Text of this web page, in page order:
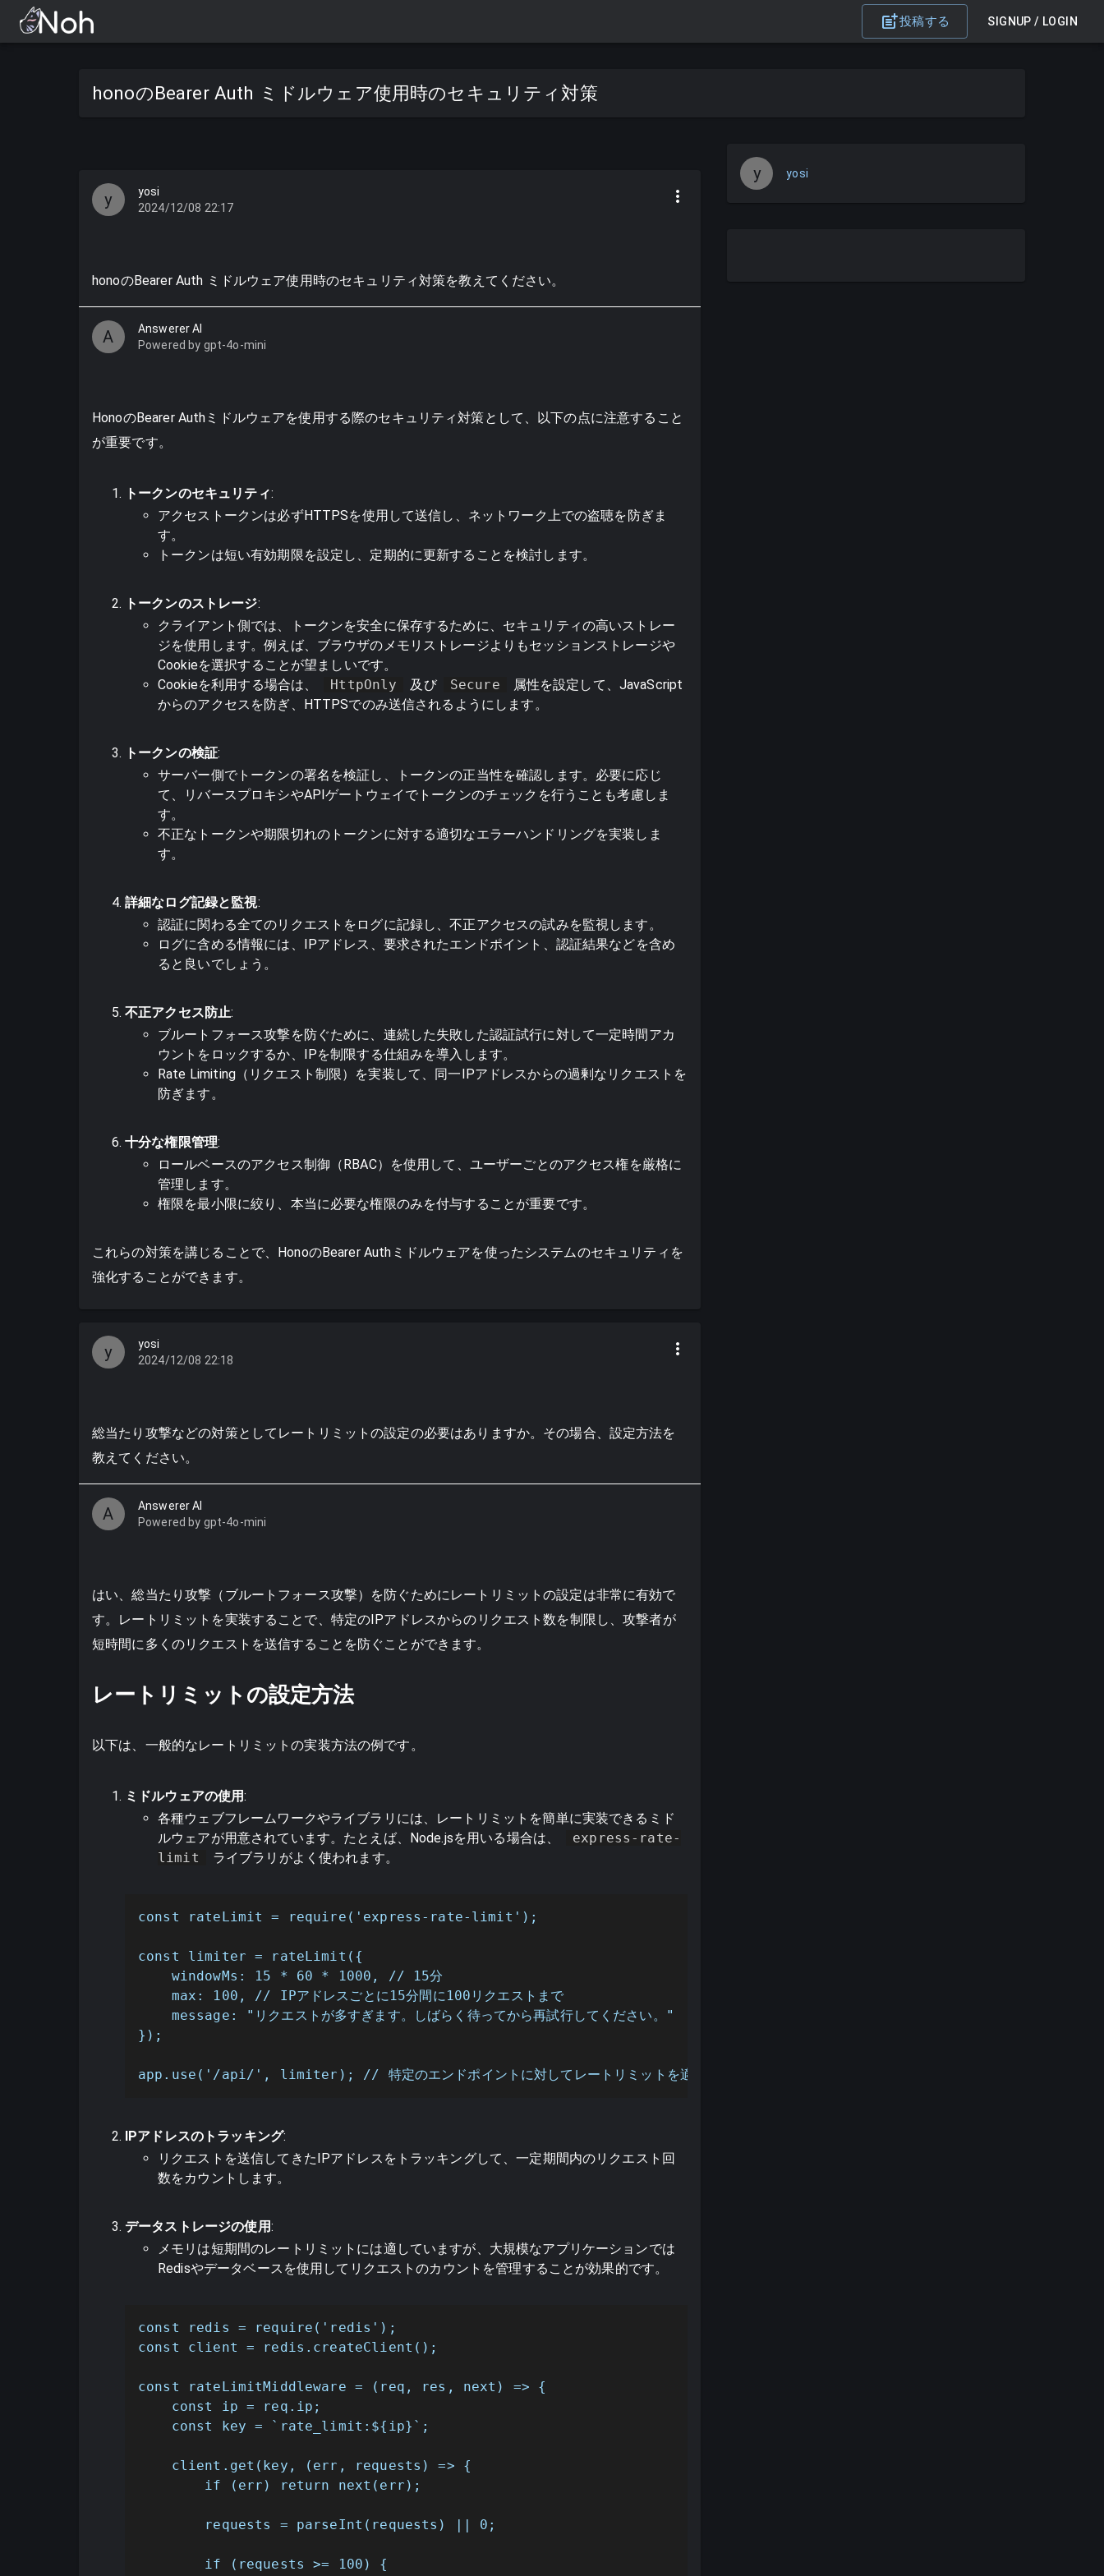
投稿する SIGNUP / LOGIN
honoのBearer Auth ミドルウェア使用時のセキュリティ対策
y
yosi
2024/12/08 22:17
honoのBearer Auth ミドルウェア使用時のセキュリティ対策を教えてください。
A
Answerer AI
Powered by gpt-4o-mini
HonoのBearer Authミドルウェアを使用する際のセキュリティ対策として、以下の点に注意すること
が重要です。
トークンのセキュリティ:
アクセストークンは必ずHTTPSを使用して送信し、ネットワーク上での盗聴を防ぎま
す。
トークンは短い有効期限を設定し、定期的に更新することを検討します。
トークンのストレージ:
クライアント側では、トークンを安全に保存するために、セキュリティの高いストレー
ジを使用します。例えば、ブラウザのメモリストレージよりもセッションストレージや
Cookieを選択することが望ましいです。
Cookieを利用する場合は、
HttpOnly 及び Secure
属性を設定して、JavaScript
からのアクセスを防ぎ、HTTPSでのみ送信されるようにします。
トークンの検証:
サーバー側でトークンの署名を検証し、トークンの正当性を確認します。必要に応じ
て、リバースプロキシやAPIゲートウェイでトークンのチェックを行うことも考慮しま
す。
不正なトークンや期限切れのトークンに対する適切なエラーハンドリングを実装しま
す。
詳細なログ記録と監視:
認証に関わる全てのリクエストをログに記録し、不正アクセスの試みを監視します。
ログに含める情報には、IPアドレス、要求されたエンドポイント、認証結果などを含め
ると良いでしょう。
不正アクセス防止:
ブルートフォース攻撃を防ぐために、連続した失敗した認証試行に対して一定時間アカ
ウントをロックするか、IPを制限する仕組みを導入します。
Rate Limiting（リクエスト制限）を実装して、同一IPアドレスからの過剰なリクエストを
防ぎます。
十分な権限管理:
ロールベースのアクセス制御（RBAC）を使用して、ユーザーごとのアクセス権を厳格に
管理します。
権限を最小限に絞り、本当に必要な権限のみを付与することが重要です。
これらの対策を講じることで、HonoのBearer Authミドルウェアを使ったシステムのセキュリティを
強化することができます。
y
yosi
2024/12/08 22:18
総当たり攻撃などの対策としてレートリミットの設定の必要はありますか。その場合、設定方法を
教えてください。
A
Answerer AI
Powered by gpt-4o-mini
はい、総当たり攻撃（ブルートフォース攻撃）を防ぐためにレートリミットの設定は非常に有効で
す。レートリミットを実装することで、特定のIPアドレスからのリクエスト数を制限し、攻撃者が
短時間に多くのリクエストを送信することを防ぐことができます。
レートリミットの設定方法
以下は、一般的なレートリミットの実装方法の例です。
ミドルウェアの使用:
各種ウェブフレームワークやライブラリには、レートリミットを簡単に実装できるミド
ルウェアが用意されています。たとえば、Node.jsを用いる場合は、
express-rate-
limit
ライブラリがよく使われます。
const rateLimit = require('express-rate-limit');
const limiter = rateLimit({
    windowMs: 15 * 60 * 1000, // 15分
    max: 100, // IPアドレスごとに15分間に100リクエストまで
    message: "リクエストが多すぎます。しばらく待ってから再試行してください。"
});
app.use('/api/', limiter); // 特定のエンドポイントに対してレートリミットを適用
IPアドレスのトラッキング:
リクエストを送信してきたIPアドレスをトラッキングして、一定期間内のリクエスト回
数をカウントします。
データストレージの使用:
メモリは短期間のレートリミットには適していますが、大規模なアプリケーションでは
Redisやデータベースを使用してリクエストのカウントを管理することが効果的です。
const redis = require('redis');
const client = redis.createClient();
const rateLimitMiddleware = (req, res, next) => {
    const ip = req.ip;
    const key = `rate_limit:${ip}`;
    client.get(key, (err, requests) => {
        if (err) return next(err);
        requests = parseInt(requests) || 0;
        if (requests >= 100) {
y yosi